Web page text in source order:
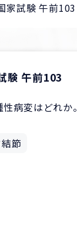
家試験 午前103
験 午前103
病変はどれか。
節